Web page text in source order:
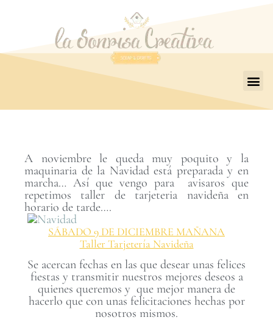
A noviembre le queda muy poquito y la
maquinaria de la Navidad está preparada y en
marcha… Así que vengo para avisaros que
repetimos taller de tarjeteria navideña en
horario de tarde….
SÁBADO 9 DE DICIEMBRE MAÑANA
Taller Tarjetería Navideña
Se acercan fechas en las que desear unas felices
fiestas y transmitir nuestros mejores deseos a
quienes queremos y que mejor manera de
hacerlo que con unas felicitaciones hechas por
nosotros mismos.